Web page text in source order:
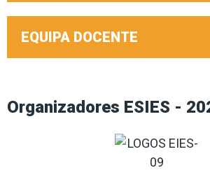
EQUIPA DOCENTE
Organizadores ESIES -